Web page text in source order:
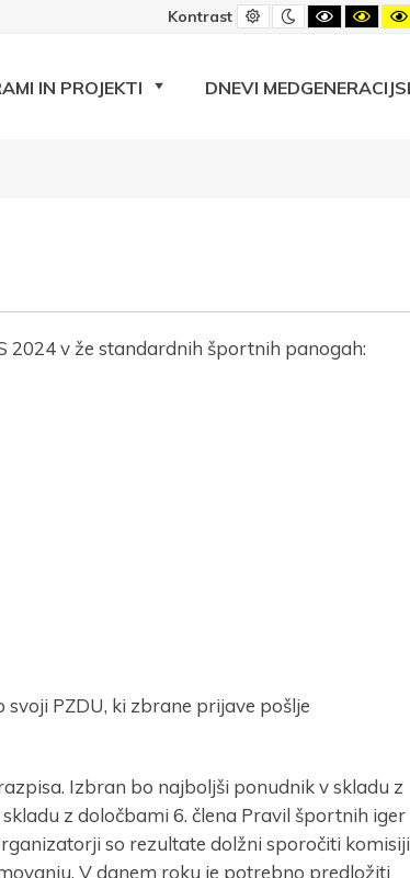
Kontrast Privzeti
kontrast
Nočni
kontrast
Črno-
beli
Črno-
IN PROJEKTI DNEVI
v že standardnih športnih panogah:
PZDU, ki zbrane prijave pošlje
Izbran bo najboljši ponudnik v skladu z
z določbami 6. člena Pravil športnih iger
so rezultate dolžni sporočiti
V danem roku je potrebno predložiti
na e-novice
*